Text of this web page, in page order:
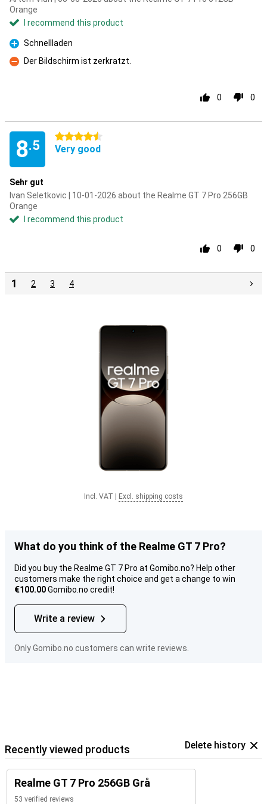
Orange
I recommend this product
Pro
Schnellladen
Con
Der Bildschirm ist zerkratzt.
0 0
8.5
4.5 stars
Very good
Sehr gut
Ivan Seletkovic | 10-01-2026 about the Realme GT 7 Pro 256GB
Orange
I recommend this product
0 0
1 2 3 4
Incl. VAT Excl. shipping costs
What do you think of the Realme GT 7 Pro?
Did you buy the Realme GT 7 Pro at Gomibo.no? Help other
customers make the right choice and get a change to win
€100.00Gomibo.no credit!
Write a review
Only Gomibo.no customers can write reviews.
Recently viewed products Delete history
Realme GT 7 Pro 256GB Grå
53 verified reviews